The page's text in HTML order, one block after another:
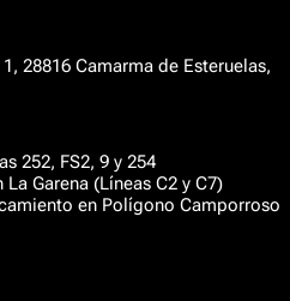
28816 Camarma de Esteruelas,
252, FS2, 9 y 254
La Garena (Líneas C2 y C7)
en Polígono Camporroso